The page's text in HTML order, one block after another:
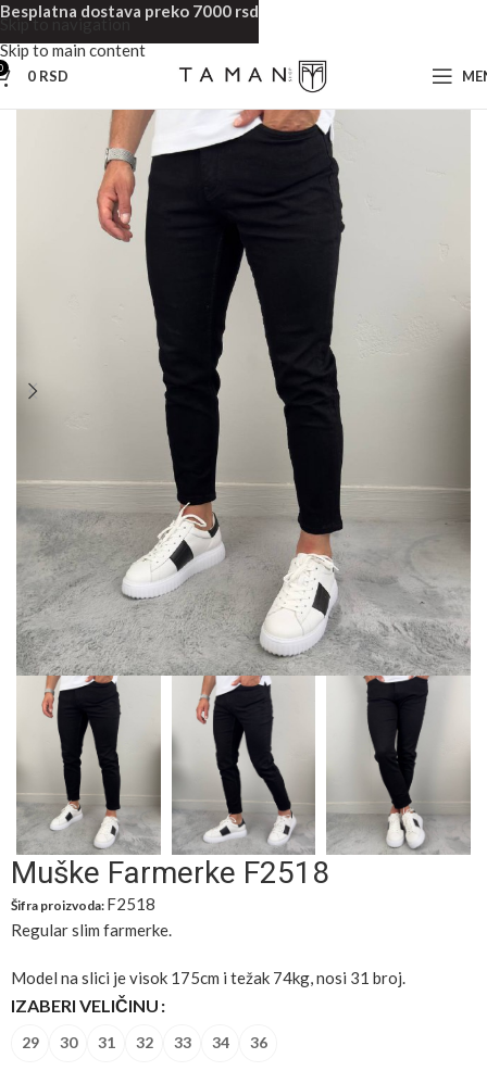
Skip to navigation
Skip to main content
0 RSD
Muške Farmerke
Muške Farmerke F2518
Šifra proizvoda: F2518
Regular slim farmerke.
Model na slici je visok 175cm i težak 74kg, nosi 31 broj.
IZABERI VELIČINU
29 30 31 32 33 34 36
Besplatna dostava preko 7000 rsd